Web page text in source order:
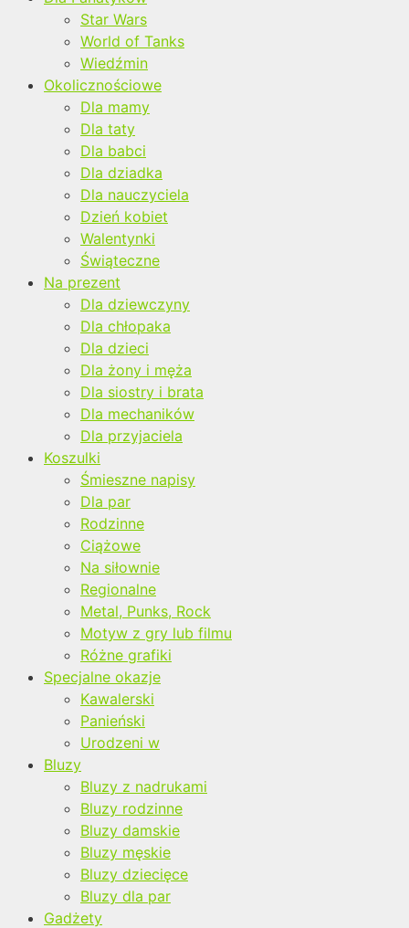
Star Wars
World of Tanks
Wiedźmin
Okolicznościowe
Dla mamy
Dla taty
Dla babci
Dla dziadka
Dla nauczyciela
Dzień kobiet
Walentynki
Świąteczne
Na prezent
Dla dziewczyny
Dla chłopaka
Dla dzieci
Dla żony i męża
Dla siostry i brata
Dla mechaników
Dla przyjaciela
Koszulki
Śmieszne napisy
Dla par
Rodzinne
Ciążowe
Na siłownie
Regionalne
Metal, Punks, Rock
Motyw z gry lub filmu
Różne grafiki
Specjalne okazje
Kawalerski
Panieński
Urodzeni w
Bluzy
Bluzy z nadrukami
Bluzy rodzinne
Bluzy damskie
Bluzy męskie
Bluzy dziecięce
Bluzy dla par
Gadżety